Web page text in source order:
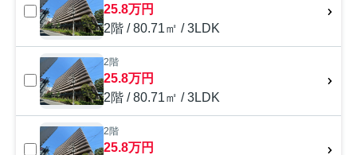
25.8万円
2階 / 80.71㎡ / 3LDK
2階
25.8万円
2階 / 80.71㎡ / 3LDK
2階
25.8万円